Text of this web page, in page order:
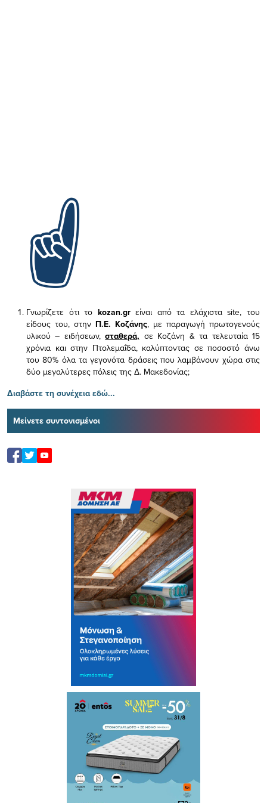
Γνωρίζετε ότι το kozan.gr είναι από τα ελάχισταsite, του
είδους του, στην Π.Ε. Κοζάνης, με παραγωγή πρωτογενούς
υλικού – ειδήσεων,σταθερά, σε Κοζάνη & τα τελευταία 15
χρόνια και στην Πτολεμαΐδα, καλύπτοντας σε ποσοστό άνω
του 80% όλα τα γεγονότα δράσεις που λαμβάνουν χώρα στις
δύο μεγαλύτερες πόλεις της Δ. Μακεδονίας;
Διαβάστε τη συνέχεια εδώ...
Μείνετε συντονισμένοι